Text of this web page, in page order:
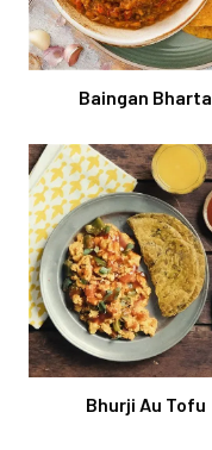
Baingan Bharta
Bhurji Au Tofu